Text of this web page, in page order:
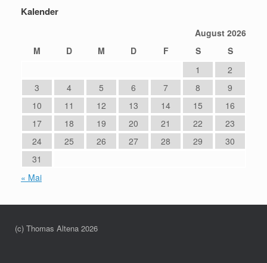
Kalender
August 2026
M
D M D F S
S
1
2
3
4 5 6 7 8
9
10
11 12 13 14 15
16
17
18 19 20 21 22
23
24
25 26 27 28 29
30
31
« Mai
(c) Thomas Altena 2026